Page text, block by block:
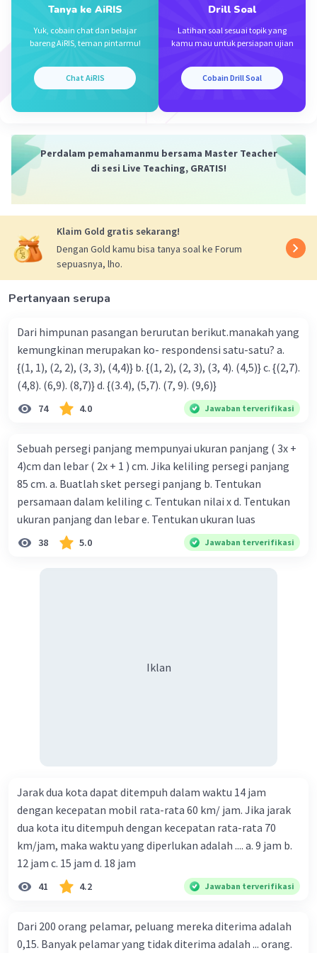
4x + 2y
= 4(2) + 2(–4)
= 8 – 8
x = 2
4x + 2y
= 4(2) + 2(–4)
Opsi D.TIDAK TEPAT, Karena
x = –4
y = –2
4x + 2y
= 4(–4) + 2(–2)
= –20.
Beri Rating Balas
Iklan
Tanya ke AiRIS
Yuk, cobain chat dan belajar
bareng AiRIS, teman pintarmu!
Chat AiRIS
Drill Soal
Latihan soal sesuai topik yang
kamu mau untuk persiapan ujian
Cobain Drill Soal
Perdalam pemahamanmu bersama Master Teacher
di sesi Live Teaching, GRATIS!
Klaim Gold gratis sekarang!
Dengan Gold kamu bisa tanya soal ke Forum
sepuasnya, lho.
Pertanyaan serupa
Dari himpunan pasangan berurutan berikut.manakah yang
kemungkinan merupakan ko- respondensi satu-satu? a.
{(1, 1), (2, 2), (3, 3), (4,4)} b. {(1, 2), (2, 3), (3, 4). (4,5)} c. {(2,7).
(4,8). (6,9). (8,7)} d. {(3.4), (5,7). (7, 9). (9,6)}
74 4.0 Jawaban terverifikasi
Sebuah persegi panjang mempunyai ukuran panjang ( 3x +
4)cm dan lebar ( 2x + 1 ) cm. Jika keliling persegi panjang
85 cm. a. Buatlah sket persegi panjang b. Tentukan
persamaan dalam keliling c. Tentukan nilai x d. Tentukan
ukuran panjang dan lebar e. Tentukan ukuran luas
38 5.0 Jawaban terverifikasi
Iklan
Jarak dua kota dapat ditempuh dalam waktu 14 jam
dengan kecepatan mobil rata-rata 60 km/ jam. Jika jarak
dua kota itu ditempuh dengan kecepatan rata-rata 70
km/jam, maka waktu yang diperlukan adalah .... a. 9 jam b.
12 jam c. 15 jam d. 18 jam
41 4.2 Jawaban terverifikasi
Dari 200 orang pelamar, peluang mereka diterima adalah
0,15. Banyak pelamar yang tidak diterima adalah ... orang.